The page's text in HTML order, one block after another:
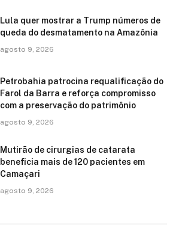
Lula quer mostrar a Trump números de
queda do desmatamento na Amazônia
agosto 9, 2026
Petrobahia patrocina requalificação do
Farol da Barra e reforça compromisso
com a preservação do patrimônio
agosto 9, 2026
Mutirão de cirurgias de catarata
beneficia mais de 120 pacientes em
Camaçari
agosto 9, 2026